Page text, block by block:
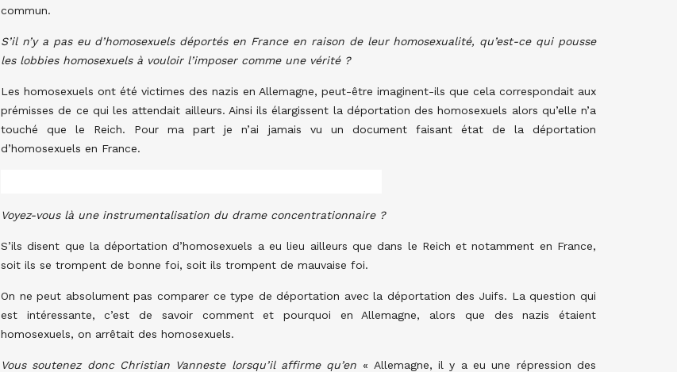
commun.
S’il n’y a pas eu d’homosexuels déportés en France en raison de leur homosexualité, qu’est-ce qui pousse
les lobbies homosexuels à vouloir l’imposer comme une vérité ?
Les homosexuels ont été victimes des nazis en Allemagne, peut-être imaginent-ils que cela correspondait aux
prémisses de ce qui les attendait ailleurs. Ainsi ils élargissent la déportation des homosexuels alors qu’elle n’a
touché que le Reich. Pour ma part je n’ai jamais vu un document faisant état de la déportation
d’homosexuels en France.
Voyez-vous là une instrumentalisation du drame concentrationnaire ?
S’ils disent que la déportation d’homosexuels a eu lieu ailleurs que dans le Reich et notamment en France,
soit ils se trompent de bonne foi, soit ils trompent de mauvaise foi.
On ne peut absolument pas comparer ce type de déportation avec la déportation des Juifs. La question qui
est intéressante, c’est de savoir comment et pourquoi en Allemagne, alors que des nazis étaient
homosexuels, on arrêtait des homosexuels.
Vous soutenez donc Christian Vanneste lorsqu’il affirme qu’en « Allemagne, il y a eu une répression des